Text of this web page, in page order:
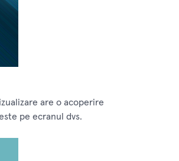
are o acoperire
pe ecranul dvs.